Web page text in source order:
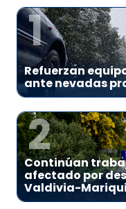
1
Refuerzan
ante nevadas
2
Continúan
afectado por
Valdivia-